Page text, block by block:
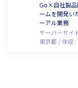
Go×自社製品
ームを開発い
ーアル業務
サーバーサイ
東京都
年収 :